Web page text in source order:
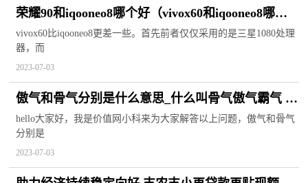
荣耀90和iqooneo8哪个好（vivox60和iqooneo8哪个
好） 全球关注
vivox60比iqooneo8更差一些。首先前者仅仅采用的是三星1080处理
器，而
2023-07-03
傲气和骨气分别是什么意思_什么叫骨气傲气霸气 每
日快讯
hello大家好，我是价值网小科来为大家解答以上问题，傲气和骨气
分别是
2023-07-03